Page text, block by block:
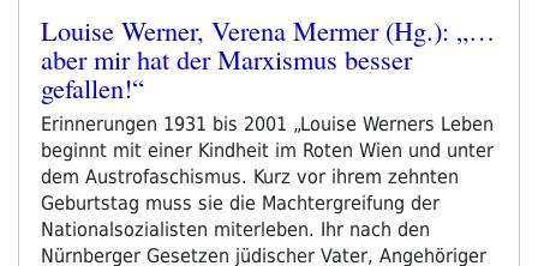
Veröffentlicht
am
Louise Werner, Verena Mermer (Hg.): „…
aber mir hat der Marxismus besser
gefallen!“
Erinnerungen 1931 bis 2001 „Louise Werners Leben
beginnt mit einer Kindheit im Roten Wien und unter
dem Austrofaschismus. Kurz vor ihrem zehnten
Geburtstag muss sie die Machtergreifung der
Nationalsozialisten miterleben. Ihr nach den
Nürnberger Gesetzen jüdischer Vater, Angehöriger